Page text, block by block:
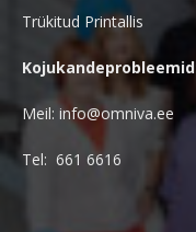
Trükitud Printallis
Meil: info@omniva.ee
Tel: 661 6616